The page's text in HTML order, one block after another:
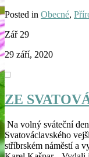
Posted in Obecné,
Zář 29
29 září, 2020
ZE
Na volný sváteční
Svatováclavského
stříbrském náměstí a